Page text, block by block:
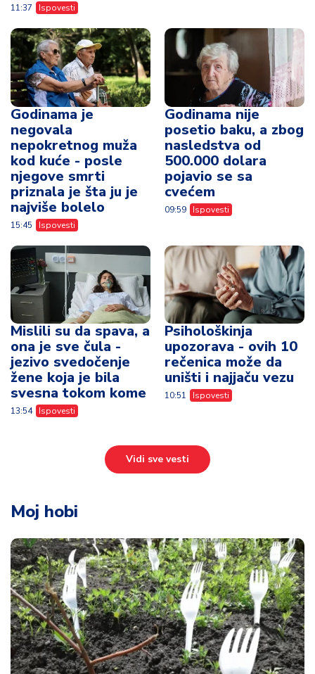
11:37 Ispovesti
Godinama je
negovala
nepokretnog muža
kod kuće - posle
njegove smrti
priznala je šta ju je
najviše bolelo
15:45 Ispovesti
Godinama nije
posetio baku, a zbog
nasledstva od
500.000 dolara
pojavio se sa
cvećem
09:59 Ispovesti
Mislili su da spava, a
ona je sve čula -
jezivo svedočenje
žene koja je bila
svesna tokom kome
13:54 Ispovesti
Psihološkinja
upozorava - ovih 10
rečenica može da
uništi i najjaču vezu
10:51 Ispovesti
Vidi sve vesti
Moj hobi